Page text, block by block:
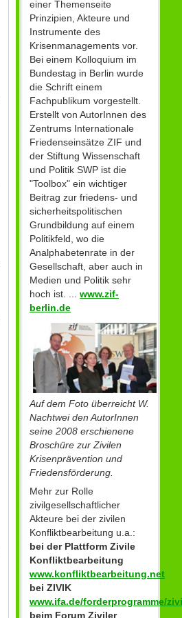
einer Themenseite
Prinzipien, Akteure und
Instrumente des
Krisenmanagements vor.
Bei einem Kolloquium im
Bundestag in Berlin wurde
die Schrift einem
Fachpublikum vorgestellt.
Erstellt von AutorInnen des
Zentrums Internationale
Friedenseinsätze ZIF und
der Stiftung Wissenschaft
und Politik SWP ist die
"Toolbox" ein wichtiger
Beitrag zur friedens- und
sicherheitspolitischen
Grundbildung auf einem
Politikfeld, wo die
Analphabetenrate in der
Gesellschaft, aber auch in
Medien und Politik sehr
hoch ist. ... www.zif-
berlin.de
Auf dem Foto überreicht W.
Nachtwei den AutorInnen
seine 2008 erschienene
Broschüre zur Zivilen
Krisenprävention und
Friedensförderung.
Mehr zur Rolle
zivilgesellschaftlicher
Akteure bei der zivilen
Konfliktbearbeitung u.a.:
bei der Plattform Zivile
Konfliktbearbeitung
www.konfliktbearbeitung.net
bei ZIVIK
www.ifa.de/forderprogramme/
beim Forum Ziviler